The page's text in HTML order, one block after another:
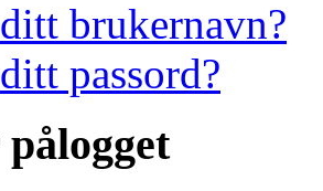
brukernavn?
passord?